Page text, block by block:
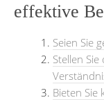
effektive
Seien Sie
Stellen
Bieten Sie